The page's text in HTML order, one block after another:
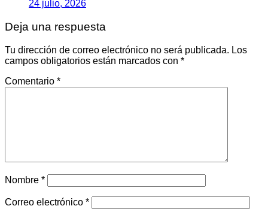
24 julio, 2026
Deja una respuesta
Tu dirección de correo electrónico no será publicada. Los
campos obligatorios están marcados con *
Comentario *
Nombre *
Correo electrónico *